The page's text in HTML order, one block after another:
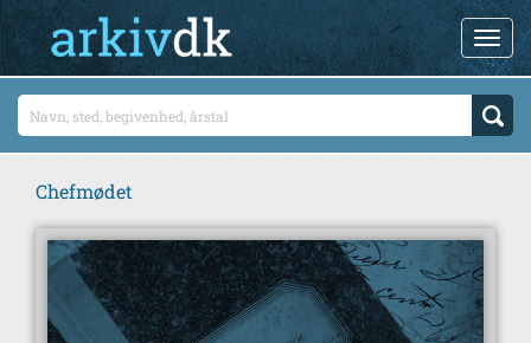
Chefmødet